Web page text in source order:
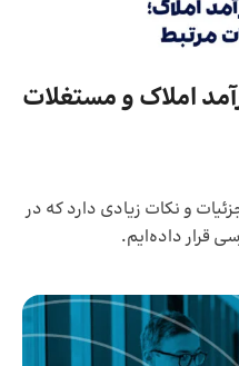
درآمد املاک و مستغلات
و نکات زیادی دارد که در
قرار داده‌ایم.